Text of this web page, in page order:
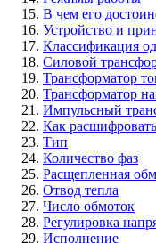
В чем его
Устройство и
Классификация
Силовой
Трансформатор
Трансформатор
Импульсный
Как
Тип
Количество фаз
Расщепленная
Отвод тепла
Число обмоток
Регулировка
Исполнение